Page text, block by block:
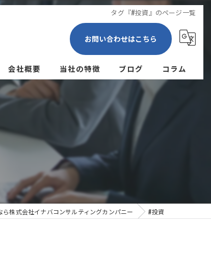
タグ『#投資』のページ一覧
お問い合わせはこちら
会社概要 当社の特徴
人事評価
営業
集客
業務改善
ブログ コラム
ら株式会社イナバコンサルティングカンパニー #投資